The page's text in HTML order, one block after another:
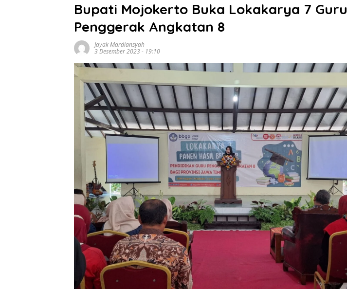
Bupati Mojokerto Buka Lokakarya 7 Guru
Penggerak Angkatan 8
Jayak Mardiansyah
3 Desember 2023 - 19:10